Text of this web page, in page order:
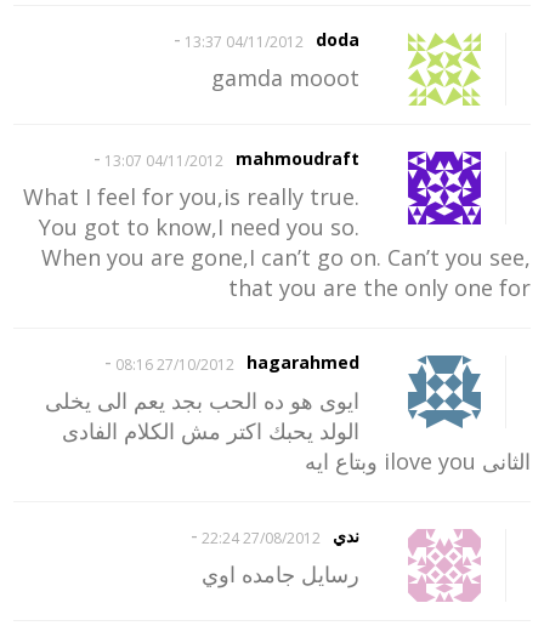
doda
04/11/2012 13:37
-
gamda mooot
mahmoudraft
04/11/2012 13:07
-
What I feel for you,is really true.
You got to know,I need you so.
When you are gone,I can’t go on. Can’t you see,
that you are the only one for
hagarahmed
27/10/2012 08:16
-
ايوى هو ده الحب بجد يعم الى يخلى
الولد يحبك اكتر مش الكلام الفادى
الثانى ilove you وبتاع ايه
ندي 27/08/2012 22:24
-
رسايل جامده اوي